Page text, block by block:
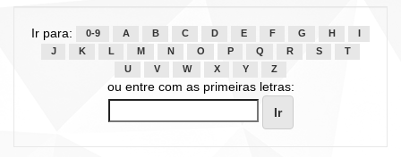
Ir para: 0-9 A B C D E F G H
J
K L M N O P Q R S
T
U
V W X Y Z
ou entre com as primeiras letras: